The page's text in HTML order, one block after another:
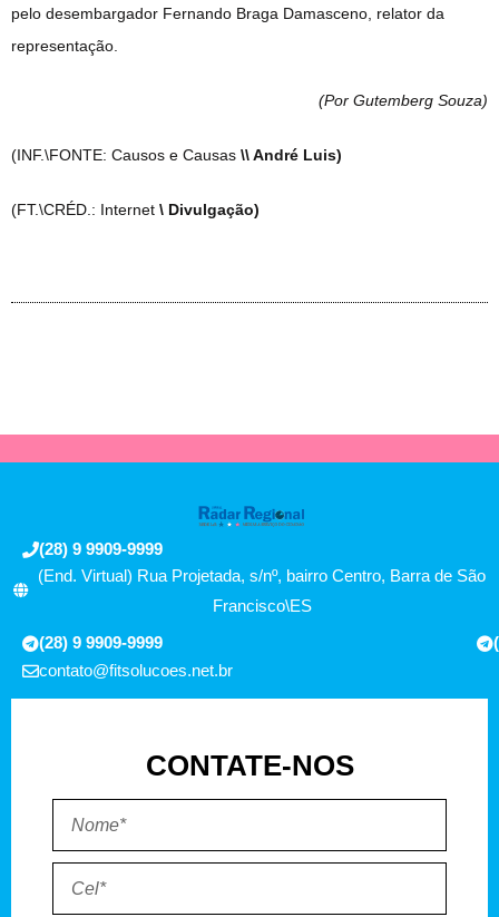
pelo desembargador Fernando Braga Damasceno, relator da
representação.
(Por Gutemberg Souza)
(INF.\FONTE: Causos e Causas \\ André Luis)
(FT.\CRÉD.: Internet \ Divulgação)
(28) 9 9909-9999
(End. Virtual) Rua Projetada, s/nº, bairro Centro, Barra de São
Francisco\ES
(28) 9 9909-9999
contato@fitsolucoes.net.br
CONTATE-NOS